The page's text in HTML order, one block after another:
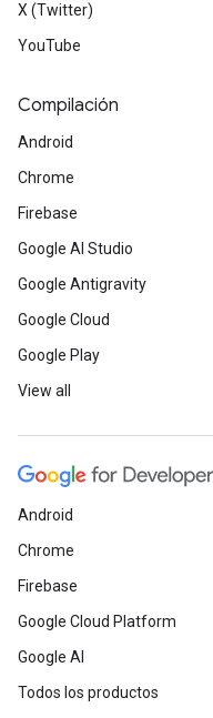
X (Twitter)
YouTube
Compilación
Android
Chrome
Firebase
Google AI Studio
Google Antigravity
Google Cloud
Google Play
View all
Android
Chrome
Firebase
Google Cloud Platform
Google AI
Todos los productos